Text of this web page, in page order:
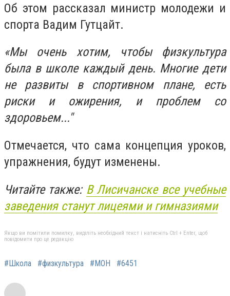
Об этом рассказал министр молодежи и
спорта Вадим Гутцайт.
«Мы очень хотим, чтобы физкультура
была в школе каждый день. Многие дети
не развиты в спортивном плане, есть
риски и ожирения, и проблем со
здоровьем..."
Отмечается, что сама концепция уроков,
упражнения, будут изменены.
Читайте также: В Лисичанске все учебные
заведения станут лицеями и гимназиями
Якщо ви помітили помилку, виділіть необхідний текст і натисніть Ctrl + Enter, щоб
повідомити про це редакцію
#Школа #физкультура #МОН #6451